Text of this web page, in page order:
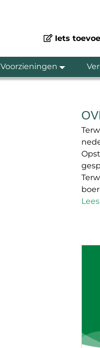
Iets
Voorzieningen